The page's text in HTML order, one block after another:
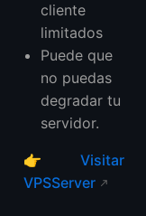
cliente
limitados
Puede que
no puedas
degradar tu
servidor.
👉 Visitar
VPSServer